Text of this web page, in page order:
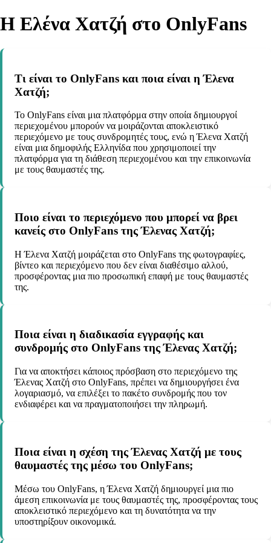
Η Ελένα Χατζή στο OnlyFans
Τι είναι το OnlyFans και ποια είναι η Έλενα
Χατζή;
Το OnlyFans είναι μια πλατφόρμα στην οποία δημιουργοί
περιεχομένου μπορούν να μοιράζονται αποκλειστικό
περιεχόμενο με τους συνδρομητές τους, ενώ η Έλενα Χατζή
είναι μια δημοφιλής Ελληνίδα που χρησιμοποιεί την
πλατφόρμα για τη διάθεση περιεχομένου και την επικοινωνία
με τους θαυμαστές της.
Ποιο είναι το περιεχόμενο που μπορεί να βρει
κανείς στο OnlyFans της Έλενας Χατζή;
Η Έλενα Χατζή μοιράζεται στο OnlyFans της φωτογραφίες,
βίντεο και περιεχόμενο που δεν είναι διαθέσιμο αλλού,
προσφέροντας μια πιο προσωπική επαφή με τους θαυμαστές
της.
Ποια είναι η διαδικασία εγγραφής και
συνδρομής στο OnlyFans της Έλενας Χατζή;
Για να αποκτήσει κάποιος πρόσβαση στο περιεχόμενο της
Έλενας Χατζή στο OnlyFans, πρέπει να δημιουργήσει ένα
λογαριασμό, να επιλέξει το πακέτο συνδρομής που τον
ενδιαφέρει και να πραγματοποιήσει την πληρωμή.
Ποια είναι η σχέση της Έλενας Χατζή με τους
θαυμαστές της μέσω του OnlyFans;
Μέσω του OnlyFans, η Έλενα Χατζή δημιουργεί μια πιο
άμεση επικοινωνία με τους θαυμαστές της, προσφέροντας τους
αποκλειστικό περιεχόμενο και τη δυνατότητα να την
υποστηρίξουν οικονομικά.